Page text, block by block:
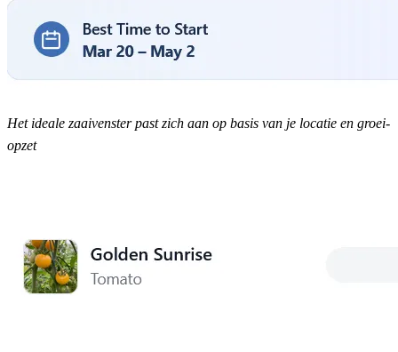
Het ideale zaaivenster past zich aan op basis van je locatie en groei-
opzet